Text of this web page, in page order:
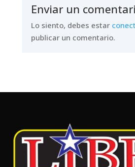
Enviar un
Lo siento, debes estar
publicar un comentario.